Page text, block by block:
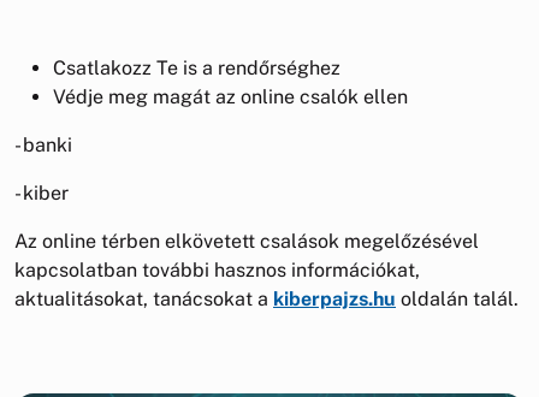
Csatlakozz Te is a rendőrséghez
Védje meg magát az online csalók ellen
- banki
- kiber
Az online térben elkövetett csalások megelőzésével
kapcsolatban további hasznos információkat,
aktualitásokat, tanácsokat a kiberpajzs.hu oldalán talál.